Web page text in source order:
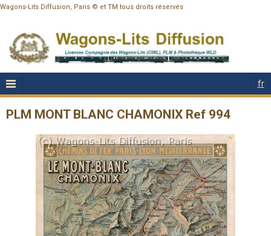
Wagons-Lits Diffusion, Paris © et TM tous droits réservés
fr
PLM MONT BLANC CHAMONIX Ref 994